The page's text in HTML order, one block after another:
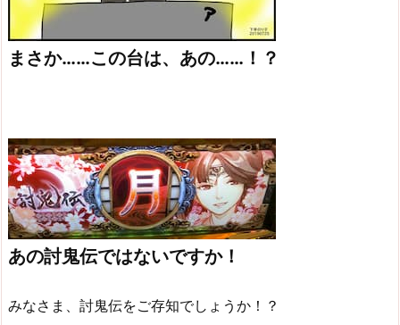
まさか……この台は、あの……！？
あの討鬼伝ではないですか！
みなさま、討鬼伝をご存知でしょうか！？